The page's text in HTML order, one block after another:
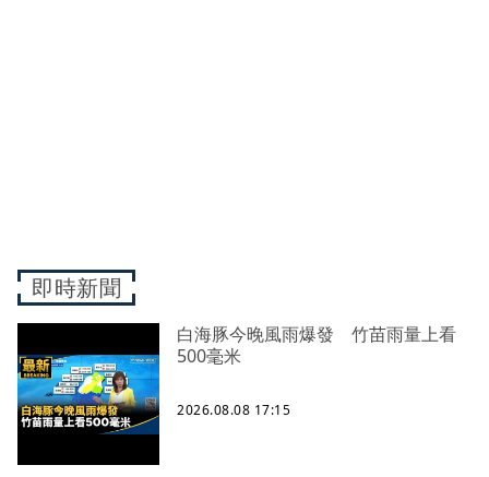
即時新聞
白海豚今晚風雨爆發 竹苗雨量上看
500毫米
2026.08.08 17:15